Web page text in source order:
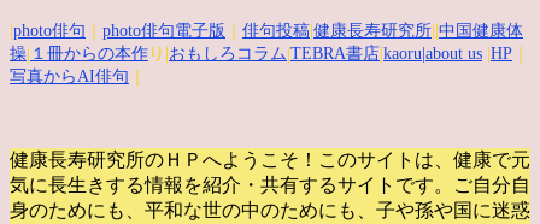
photo俳句 photo俳句電子版 俳句投稿 健康長寿研究所 中国健康体
操 １冊からの本作 り| おもしろコラム TEBRA書店 kaoru |about us HP
写真からAI俳句
健康長寿研究所のＨＰへようこそ！このサイトは、健康で元
気に長生きする情報を紹介・共有するサイトです。
ご自分自
身のためにも、平和な世の中のためにも、子や孫や国に迷惑